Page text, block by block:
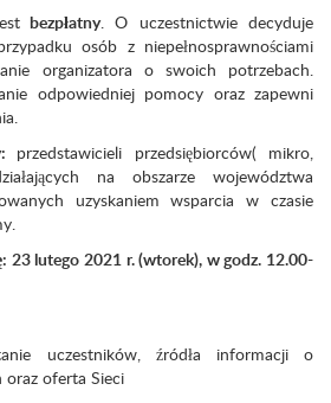
bezpłatny. O uczestnictwie decyduje
osób z niepełnosprawnościami
organizatora o swoich potrzebach.
odpowiedniej pomocy oraz zapewni
przedstawicieli przedsiębiorców( mikro,
na obszarze województwa
uzyskaniem wsparcia w czasie
23 lutego2021 r. (wtorek), w godz. 12.00-
uczestników, źródła informacji o
oraz oferta Sieci